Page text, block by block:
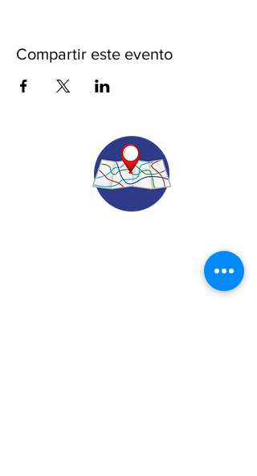
Compartir este evento